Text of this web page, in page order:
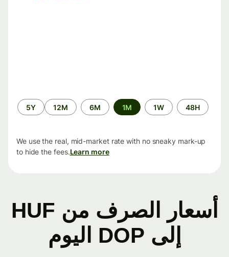
الفترة
الزمنية
48H
1W
1M
6M
12M
5Y
We use the real, mid-market rate with no sneaky mark-up
to hide the fees.Learn more
أسعار الصرف من HUF
إلى DOP اليوم